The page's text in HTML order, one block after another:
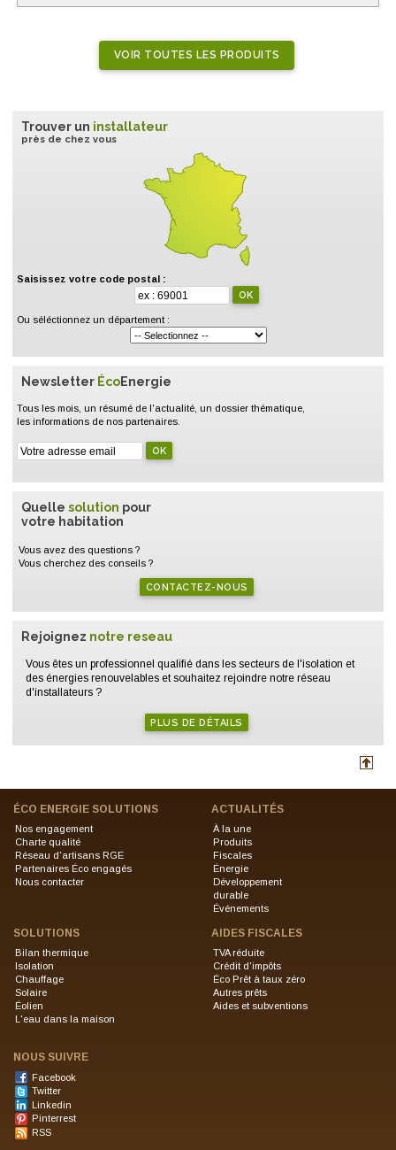
VOIR TOUTES LES PRODUITS
Trouver un installateur
près de chez vous
Saisissez votre code postal :
Ou séléctionnez un département :
Newsletter ÉcoEnergie
Tous les mois, un résumé de l'actualité, un dossier thématique,
les informations de nos partenaires.
Quelle solution pour
votre habitation
Vous avez des questions ?
Vous cherchez des conseils ?
CONTACTEZ-NOUS
Rejoignez notre reseau
Vous êtes un professionnel qualifié dans les secteurs de l'isolation et
des énergies renouvelables et souhaitez rejoindre notre réseau
d'installateurs ?
PLUS DE DÉTAILS
ÉCO ENERGIE SOLUTIONS
Nos engagement
Charte qualité
Réseau d'artisans RGE
Partenaires Éco engagés
Nous contacter
ACTUALITÉS
À la une
Produits
Fiscales
Énergie
Développement
durable
Événements
SOLUTIONS
Bilan thermique
Isolation
Chauffage
Solaire
Éolien
L'eau dans la maison
AIDES FISCALES
TVA réduite
Crédit d'impôts
Éco Prêt à taux zéro
Autres prêts
Aides et subventions
NOUS SUIVRE
Facebook
Twitter
Linkedin
Pinterrest
RSS